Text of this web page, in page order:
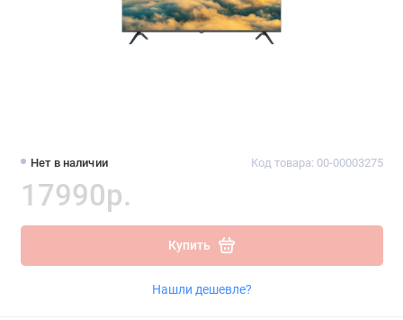
Нет в наличии Код товара: 00-00003275
17990р.
Купить
Нашли дешевле?